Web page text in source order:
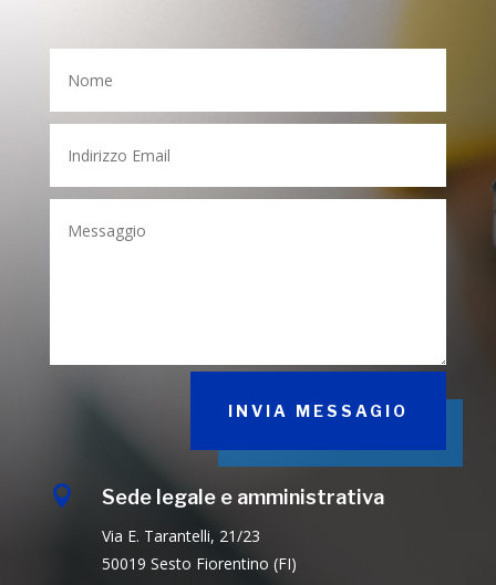
INVIA MESSAGIO
 Sede legale e amministrativa
Via E. Tarantelli, 21/23
50019 Sesto Fiorentino (FI)